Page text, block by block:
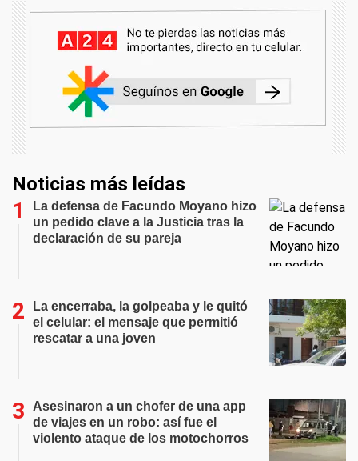
Noticias más leídas
La defensa de Facundo Moyano hizo
un pedido clave a la Justicia tras la
declaración de su pareja
La encerraba, la golpeaba y le quitó
el celular: el mensaje que permitió
rescatar a una joven
Asesinaron a un chofer de una app
de viajes en un robo: así fue el
violento ataque de los motochorros